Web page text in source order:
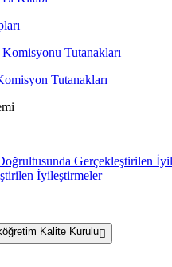
Tutanakları
Tutanakları
Gerçekleştirilen
İyileştirmeler
Kalite Kurulu